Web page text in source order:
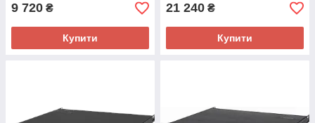
9 720 ₴
Купити
21 240 ₴
Купити